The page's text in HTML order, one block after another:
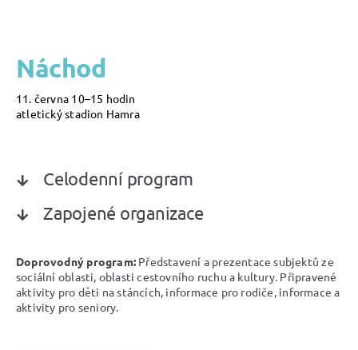
Náchod
11. června 10–15 hodin
atletický stadion Hamra
Celodenní program
Zapojené organizace
Doprovodný program:Představení a prezentace subjektů ze
sociální oblasti, oblasti cestovního ruchu a kultury. Připravené
aktivity pro děti na stáncích, informace pro rodiče, informace a
aktivity pro seniory.